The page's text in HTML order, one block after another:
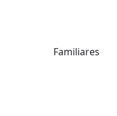
Familiares